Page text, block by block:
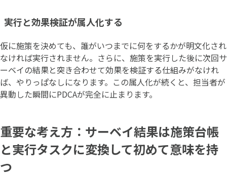
実行と効果検証が属人化する
仮に施策を決めても、誰がいつまでに何をするかが明文化され
なければ実行されません。さらに、施策を実行した後に次回サ
ーベイの結果と突き合わせて効果を検証する仕組みがなけれ
ば、やりっぱなしになります。この属人化が続くと、担当者が
異動した瞬間にPDCAが完全に止まります。
重要な考え方：サーベイ結果は施策台帳
と実行タスクに変換して初めて意味を持
つ